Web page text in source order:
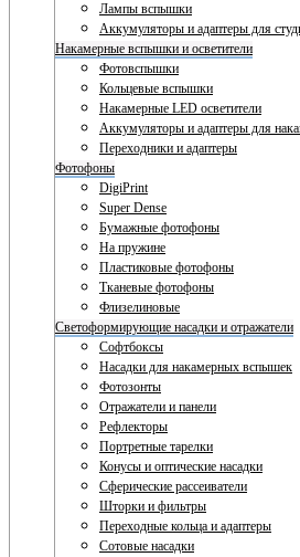
Лампы вспышки
Аккумуляторы и адаптеры для
Накамерные вспышки и осветители
Фотовспышки
Кольцевые вспышки
Накамерные LED осветители
Аккумуляторы и адаптеры для
Переходники и адаптеры
Фотофоны
DigiPrint
Super Dense
Бумажные фотофоны
На пружине
Пластиковые фотофоны
Тканевые фотофоны
Флизелиновые
Светоформирующие насадки и отражатели
Софтбоксы
Насадки для накамерных вспышек
Фотозонты
Отражатели и панели
Рефлекторы
Портретные тарелки
Конусы и оптические насадки
Сферические рассеиватели
Шторки и фильтры
Переходные кольца и адаптеры
Сотовые насадки